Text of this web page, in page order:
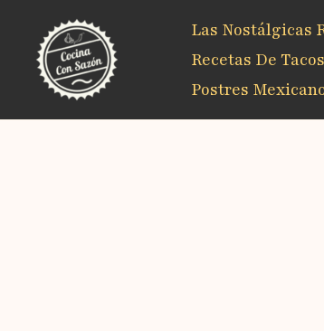
contenido
Las Nostálgicas
Recetas De Tacos
Postres